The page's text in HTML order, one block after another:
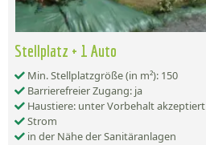
Stellplatz + 1 Auto
Min. Stellplatzgröße (in m²): 150
Barrierefreier Zugang: ja
Haustiere: unter Vorbehalt akzeptiert
Strom
in der Nähe der Sanitäranlagen